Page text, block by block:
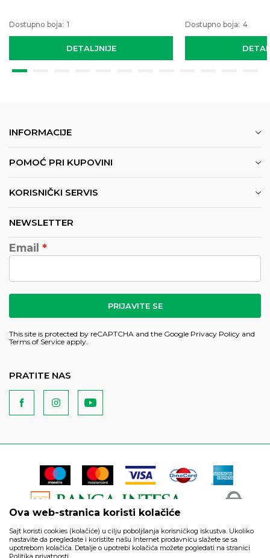
DETALJNIJE
Dostupno boja: 1 Dostupno boja: 4
INFORMACIJE
POMOĆ PRI KUPOVINI
KORISNIČKI SERVIS
NEWSLETTER
Email
PRIJAVITE SE
This site is protected by reCAPTCHA and the Google Privacy Policy and
Terms of Service apply.
PRATITE NAS
Ova web-stranica koristi kolačiće
Sajt koristi cookies (kolačiće) u cilju poboljšanja korisničkog iskustva. Ukoliko
nastavite da pregledate i koristite našu Internet prodavnicu slažete se sa
upotrebom kolačića. Detalje o upotrebi kolačića možete pogledati na stranici
Politika privatnosti.